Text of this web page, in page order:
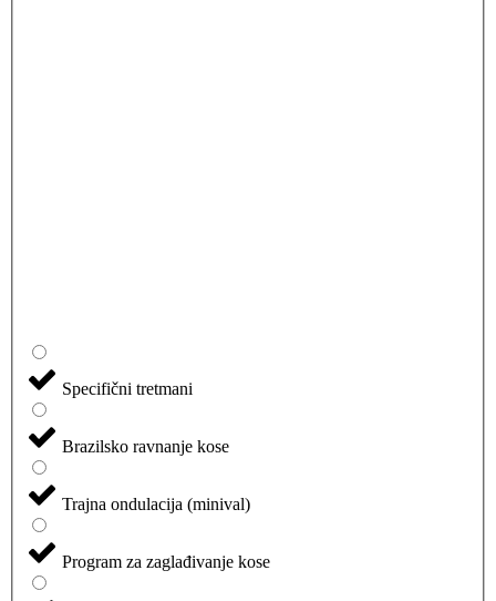
Specifični tretmani
Brazilsko ravnanje kose
Trajna ondulacija (minival)
Program za zaglađivanje kose